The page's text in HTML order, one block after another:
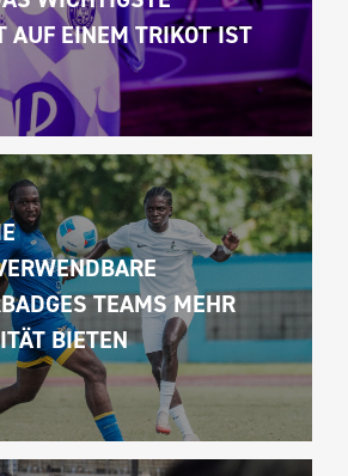
AUF EINEM TRIKOT IST
TEAMS MEHR
BIETEN